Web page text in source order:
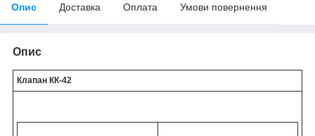
Опис Доставка Оплата Умови повернення
Опис
Клапан КК-42